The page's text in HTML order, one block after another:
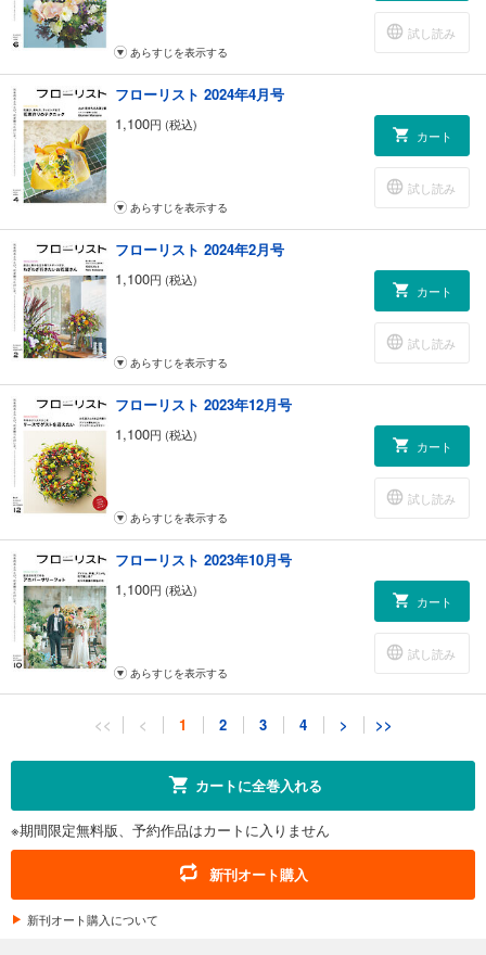
試し読み
あらすじを表示する
フローリスト 2024年4月号
1,100円 (税込)
カート
試し読み
あらすじを表示する
フローリスト 2024年2月号
1,100円 (税込)
カート
試し読み
あらすじを表示する
フローリスト 2023年12月号
1,100円 (税込)
カート
試し読み
あらすじを表示する
フローリスト 2023年10月号
1,100円 (税込)
カート
試し読み
あらすじを表示する
フローリスト 2023年8月号
試し読み
あらすじを表示する
フローリスト 2023年6月号
1,100円 (税込)
<< < 1 2 3 4 > >>
カートに全巻入れる
※期間限定無料版、予約作品はカートに入りません
新刊オート購入
新刊オート購入について